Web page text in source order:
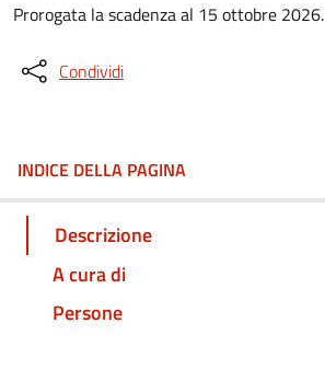
Prorogata la scadenza al 15 ottobre 2026.
Condividi
INDICE DELLA PAGINA
Descrizione
A cura di
Persone